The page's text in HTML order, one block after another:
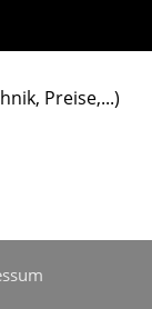
Preise,...)